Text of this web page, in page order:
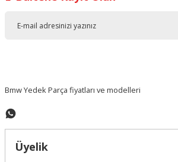
Bmw Yedek Parça fiyatları ve modelleri
Üyelik